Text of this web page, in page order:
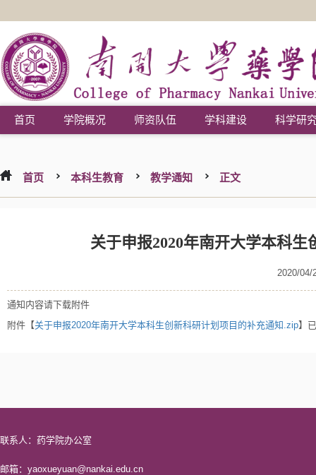
首页 学院概况 师资队伍 学科建设 科学研
首页 本科生教育 教学通知 正文
关于申报2020年南开大学本科
2020/04/
通知内容请下载附件
附件【关于申报2020年南开大学本科生创新科研计划项目的补充通知.zip】
联系人：药学院办公室
邮箱：yaoxueyuan@nankai.edu.cn